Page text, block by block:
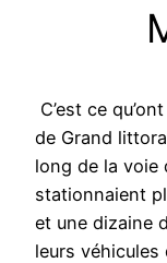
C’est ce
de Grand
long de la voie
stationnaient
et une dizaine
leurs véhicules